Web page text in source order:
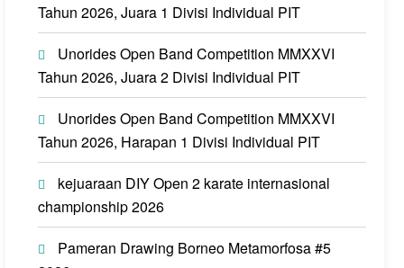
Tahun 2026, Juara 1 Divisi Individual PIT
Unorides Open Band Competition MMXXVI
Tahun 2026, Juara 2 Divisi Individual PIT
Unorides Open Band Competition MMXXVI
Tahun 2026, Harapan 1 Divisi Individual PIT
kejuaraan DIY Open 2 karate internasional
championship 2026
Pameran Drawing Borneo Metamorfosa #5